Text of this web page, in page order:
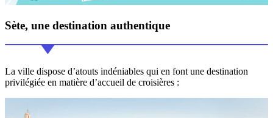
Sète, une destination authentique
La ville dispose d’atouts indéniables qui en font une destination
privilégiée en matière d’accueil de croisières :